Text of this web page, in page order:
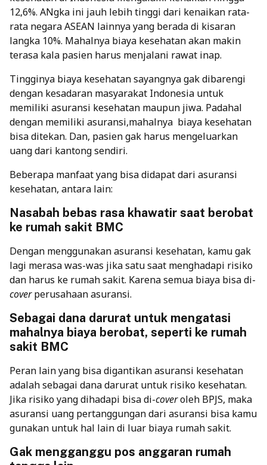
12,6%. ANgka ini jauh lebih tinggi dari kenaikan rata-
rata negara ASEAN lainnya yang berada di kisaran
langka 10%. Mahalnya biaya kesehatan akan makin
terasa kala pasien harus menjalani rawat inap.
Tingginya biaya kesehatan sayangnya gak dibarengi
dengan kesadaran masyarakat Indonesia untuk
memiliki asuransi kesehatan maupun jiwa. Padahal
dengan memiliki asuransi,mahalnya biaya kesehatan
bisa ditekan. Dan, pasien gak harus mengeluarkan
uang dari kantong sendiri.
Beberapa manfaat yang bisa didapat dari asuransi
kesehatan, antara lain:
Nasabah bebas rasa khawatir saat berobat
ke rumah sakit BMC
Dengan menggunakan asuransi kesehatan, kamu gak
lagi merasa was-was jika satu saat menghadapi risiko
dan harus ke rumah sakit. Karena semua biaya bisa di-
coverperusahaan asuransi.
Sebagai dana darurat untuk mengatasi
mahalnya biaya berobat, seperti ke rumah
sakit BMC
Peran lain yang bisa digantikan asuransi kesehatan
adalah sebagai dana darurat untuk risiko kesehatan.
Jika risiko yang dihadapi bisa di-coveroleh BPJS, maka
asuransi uang pertanggungan dari asuransi bisa kamu
gunakan untuk hal lain di luar biaya rumah sakit.
Gak mengganggu pos anggaran rumah